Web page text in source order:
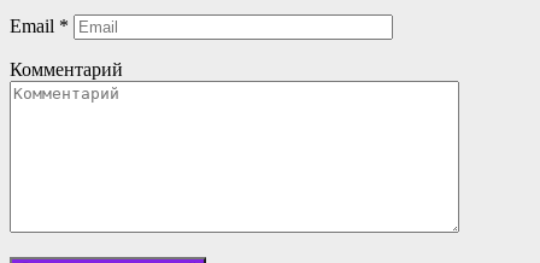
Email *
Комментарий